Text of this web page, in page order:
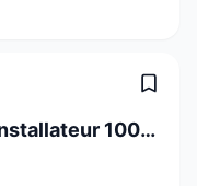
Bauleitender Elektroinstallateur 100% (m/w/d)